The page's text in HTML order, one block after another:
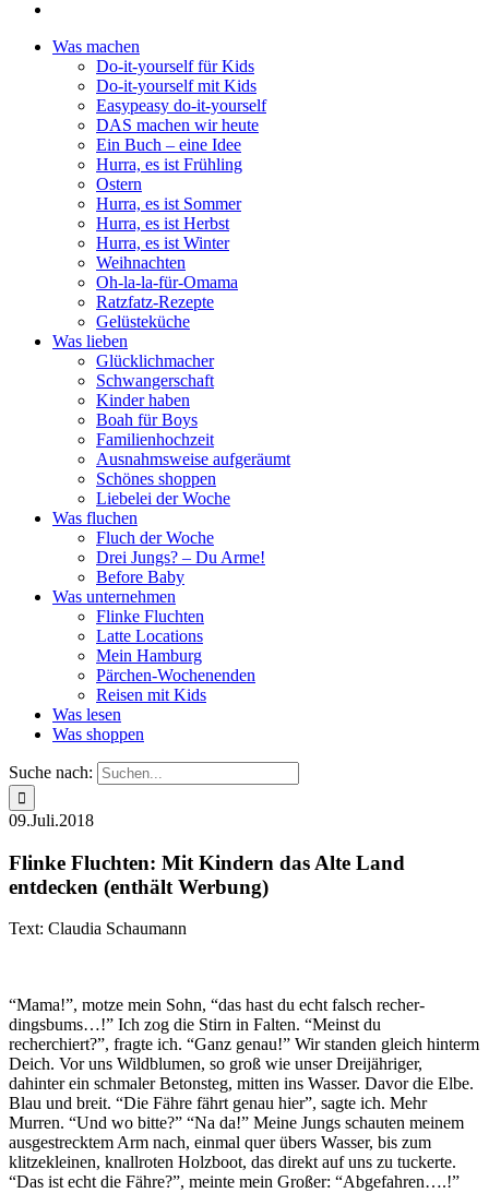
Was machen
Do-it-yourself für Kids
Do-it-yourself mit Kids
Easypeasy do-it-yourself
DAS machen wir heute
Ein Buch – eine Idee
Hurra, es ist Frühling
Ostern
Hurra, es ist Sommer
Hurra, es ist Herbst
Hurra, es ist Winter
Weihnachten
Oh-la-la-für-Omama
Ratzfatz-Rezepte
Gelüsteküche
Was lieben
Glücklichmacher
Schwangerschaft
Kinder haben
Boah für Boys
Familienhochzeit
Ausnahmsweise aufgeräumt
Schönes shoppen
Liebelei der Woche
Was fluchen
Fluch der Woche
Drei Jungs? – Du Arme!
Before Baby
Was unternehmen
Flinke Fluchten
Latte Locations
Mein Hamburg
Pärchen-Wochenenden
Reisen mit Kids
Was lesen
Was shoppen
Suche nach:
09.Juli.2018
Flinke Fluchten: Mit Kindern das Alte Land
entdecken (enthält Werbung)
Text: Claudia Schaumann
“Mama!”, motze mein Sohn, “das hast du echt falsch recher-
dingsbums…!” Ich zog die Stirn in Falten. “Meinst du
recherchiert?”, fragte ich. “Ganz genau!” Wir standen gleich hinterm
Deich. Vor uns Wildblumen, so groß wie unser Dreijähriger,
dahinter ein schmaler Betonsteg, mitten ins Wasser. Davor die Elbe.
Blau und breit. “Die Fähre fährt genau hier”, sagte ich. Mehr
Murren. “Und wo bitte?” “Na da!” Meine Jungs schauten meinem
ausgestrecktem Arm nach, einmal quer übers Wasser, bis zum
klitzekleinen, knallroten Holzboot, das direkt auf uns zu tuckerte.
“Das ist echt die Fähre?”, meinte mein Großer: “Abgefahren….!”